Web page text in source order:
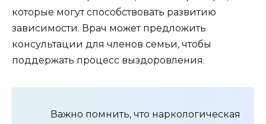
которые могут способствовать развитию
зависимости. Врач может предложить
консультации для членов семьи, чтобы
поддержать процесс выздоровления.
Важно помнить, что наркологическая